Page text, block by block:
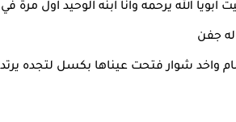
الله يرحمه وانا ابنه الوحيد اول مرة
جفن
واخد شوار فتحت عيناها بكسل لتجده